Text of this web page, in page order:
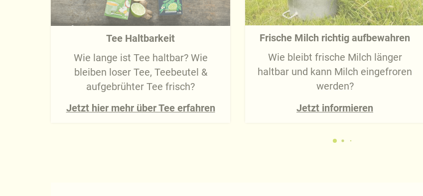
Tee Haltbarkeit
Wie lange ist Tee haltbar? Wie
bleiben loser Tee, Teebeutel &
aufgebrühter Tee frisch?
Jetzt hier mehr über Tee erfahren
Frische Milch richtig aufbewahren
Wie bleibt frische Milch länger
haltbar und kann Milch eingefroren
werden?
Jetzt informieren